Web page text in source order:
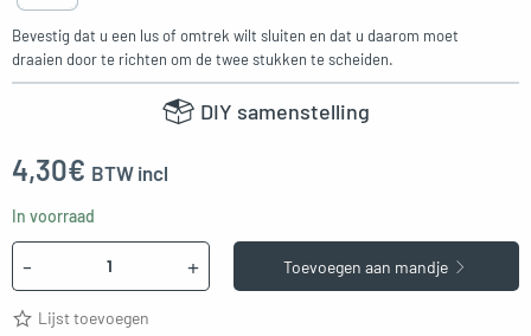
Bevestig dat u een lus of omtrek wilt sluiten en dat u daarom moet
draaien door te richten om de twee stukken te scheiden.
DIY samenstelling
4,30€ BTW incl
In voorraad
- + Toevoegen aan mandje
Lijst toevoegen